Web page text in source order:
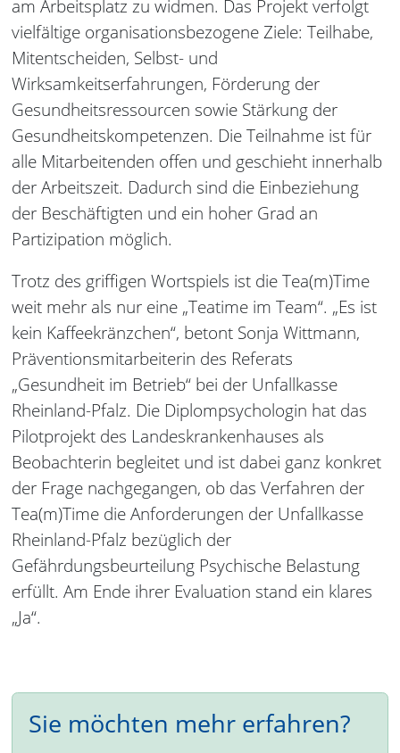
am Arbeitsplatz zu widmen. Das Projekt verfolgt
vielfältige organisationsbezogene Ziele: Teilhabe,
Mitentscheiden, Selbst- und
Wirksamkeitserfahrungen, Förderung der
Gesundheitsressourcen sowie Stärkung der
Gesundheitskompetenzen. Die Teilnahme ist für
alle Mitarbeitenden offen und geschieht innerhalb
der Arbeitszeit. Dadurch sind die Einbeziehung
der Beschäftigten und ein hoher Grad an
Partizipation möglich.
Trotz des griffigen Wortspiels ist die Tea(m)Time
weit mehr als nur eine „Teatime im Team“. „Es ist
kein Kaffeekränzchen“, betont Sonja Wittmann,
Präventionsmitarbeiterin des Referats
„Gesundheit im Betrieb“ bei der Unfallkasse
Rheinland-Pfalz. Die Diplompsychologin hat das
Pilotprojekt des Landeskrankenhauses als
Beobachterin begleitet und ist dabei ganz konkret
der Frage nachgegangen, ob das Verfahren der
Tea(m)Time die Anforderungen der Unfallkasse
Rheinland-Pfalz bezüglich der
Gefährdungsbeurteilung Psychische Belastung
erfüllt. Am Ende ihrer Evaluation stand ein klares
„Ja“.
Sie möchten mehr erfahren?